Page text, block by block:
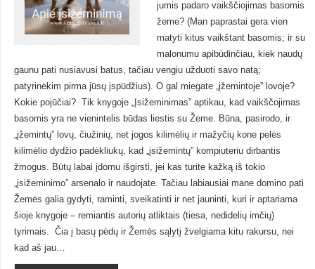
jumis padaro vaikščiojimas basomis
žeme? (Man paprastai gera vien
matyti kitus vaikštant basomis; ir su
malonumu apibūdinčiau, kiek naudų
gaunu pati nusiavusi batus, tačiau vengiu užduoti savo natą;
patyrinėkim pirma jūsų įspūdžius). O gal miegate „įžemintoje” lovoje?
Kokie pojūčiai? Tik knygoje „Įsižeminimas” aptikau, kad vaikščojimas
basomis yra ne vienintelis būdas liestis su Žeme. Būna, pasirodo, ir
„įžemintų” lovų, čiužinių, net jogos kilimėlių ir mažyčių kone pelės
kilimėlio dydžio padėkliukų, kad „įsižemintų” kompiuteriu dirbantis
žmogus. Būtų labai įdomu išgirsti, jei kas turite kažką iš tokio
„įsižeminimo” arsenalo ir naudojate. Tačiau labiausiai mane domino pati
Žemės galia gydyti, raminti, sveikatinti ir net jauninti, kuri ir aptariama
šioje knygoje – remiantis autorių atliktais (tiesa, nedidelių imčių)
tyrimais. Čia į basų pėdų ir Žemės sąlytį žvelgiama kitu rakursu, nei
kad aš jau…